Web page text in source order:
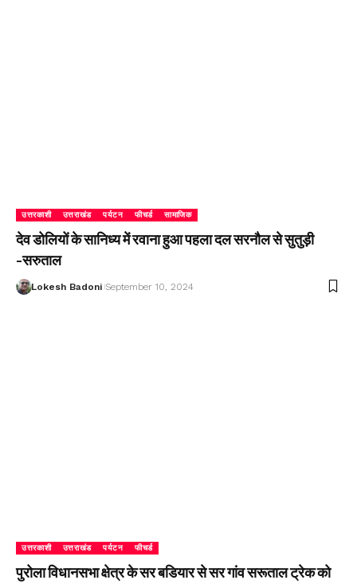
उत्तरकाशी उत्तराखंड पर्यटन फीचर्ड सामाजिक
देव डोलियों के सानिध्य में रवाना हुआ पहला दल सरनौल से सुतुड़ी
-सरुताल
Lokesh Badoni September 10, 2024
उत्तरकाशी उत्तराखंड पर्यटन फीचर्ड
पुरोला विधानसभा क्षेत्र के सर बडियार से सर गांव सरूताल ट्रेक को